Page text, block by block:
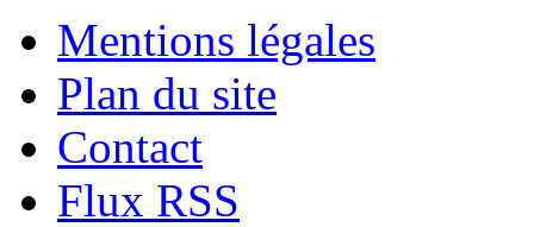
Mentions légales
Plan du site
Contact
Flux RSS